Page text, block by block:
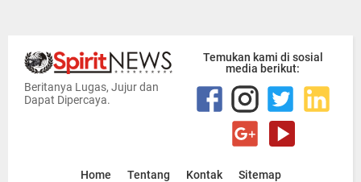
Beritanya Lugas, Jujur dan
Dapat Dipercaya.
Temukan kami di sosial
media berikut:
Home Tentang Kontak Sitemap